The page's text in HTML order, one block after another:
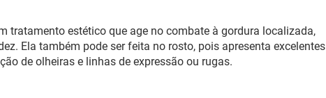
tratamento estético que age no combate à gordura localizada,
Ela também pode ser feita no rosto, pois apresenta excelentes
de olheiras e linhas de expressão ou rugas.